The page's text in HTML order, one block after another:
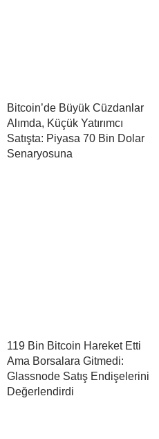
Bitcoin’de Büyük Cüzdanlar
Alımda, Küçük Yatırımcı
Satışta: Piyasa 70 Bin Dolar
Senaryosuna
119 Bin Bitcoin Hareket Etti
Ama Borsalara Gitmedi:
Glassnode Satış Endişelerini
Değerlendirdi